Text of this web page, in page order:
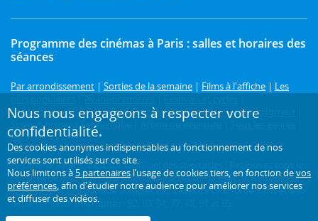
Programme des cinémas à Paris : salles et horaires des
séances
Par arrondissement | Sorties de la semaine | Films à l'affiche | Les
Prochainement |Comédie|Drame |Thriller|Animation|
Science-fiction
|Fantastique Action ou aventure
3D
Le cinéma à Paris, c'est sur L'Officiel des spectacles ! Retrouvez tous les
horaires de toutes les séances à Paris et en Île-de-France. Retrouvez
également le programme complet des salles de cinéma de Paris et des
départements limitrophes : 92, 93, 94, 77, 78, 91 et 95.
Nous nous engageons à respecter votre
confidentialité.
Des cookies anonymes indispensables au fonctionnement de nos
services sont utilisés sur ce site.
Nous limitons à 5 partenaires l’usage de cookies tiers, en fonction devos
préférences, afin d'étudier notre audience pour améliorer nos services
et diffuser des vidéos.